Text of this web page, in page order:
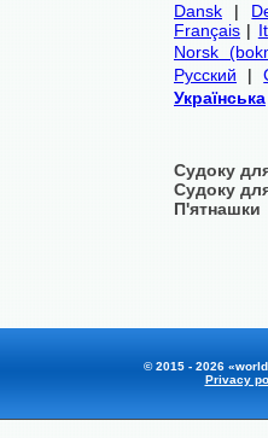
Dansk |
Français |
Norsk
Русский |
Українська
Судоку
Судоку
П'ятнашки
© 2015 - 2026
Privacy